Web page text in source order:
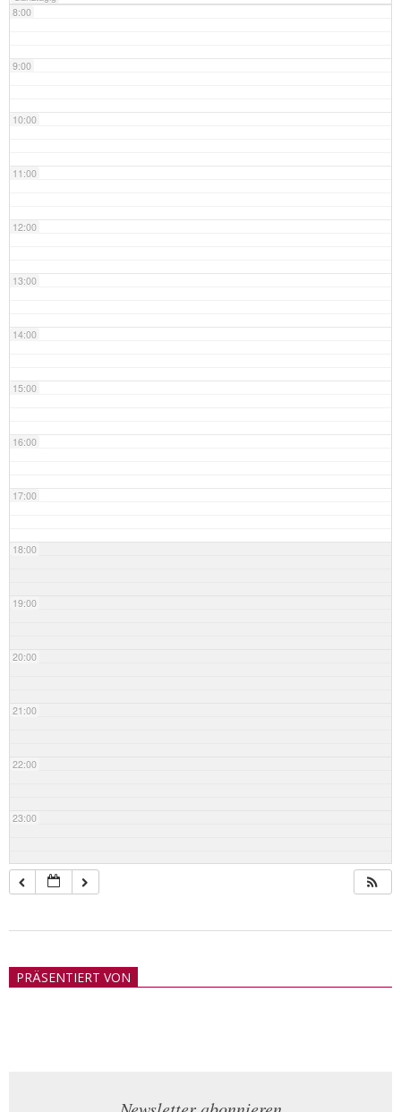
8:00
9:00
10:00
11:00
12:00
13:00
14:00
15:00
16:00
17:00
18:00
19:00
20:00
21:00
22:00
23:00
21PRÄSENTIERT VON